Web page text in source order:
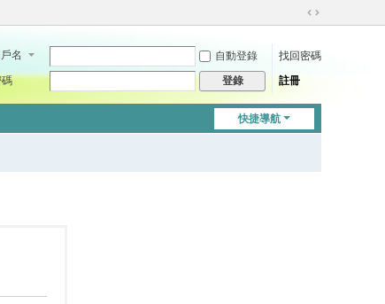
切
到
名 自動登錄
找回密碼
登錄 註冊
快捷導航